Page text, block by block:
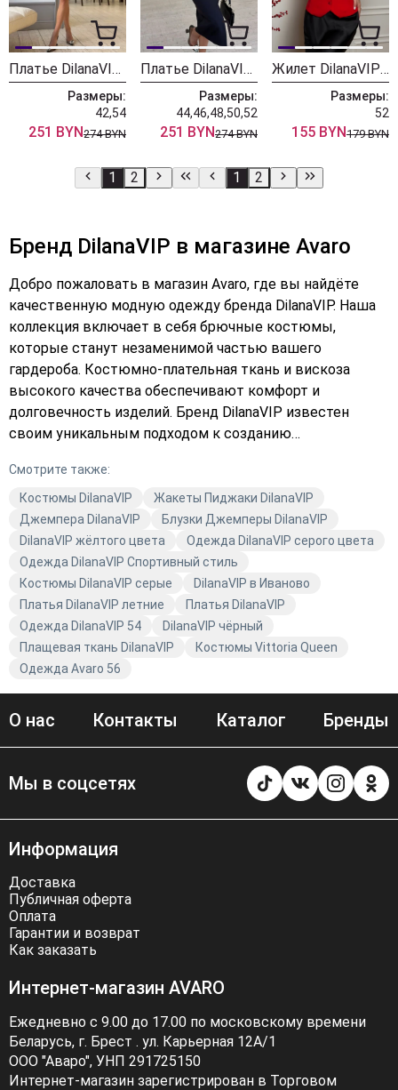
Платье DilanaVIP 2014 черный
Размеры:
42,54
251 BYN274 BYN
Платье DilanaVIP 2016
Размеры:
44,46,48,50,52
251 BYN274 BYN
Жилет DilanaVIP 2007 красный
Размеры:
52
155 BYN179 BYN
1 2 1 2
Бренд DilanaVIP в магазине Avaro
Добро пожаловать в магазин Avaro, где вы найдёте
качественную модную одежду бренда DilanaVIP. Наша
коллекция включает в себя брючные костюмы,
которые станут незаменимой частью вашего
гардероба. Костюмно-плательная ткань и вискоза
высокого качества обеспечивают комфорт и
долговечность изделий. Бренд DilanaVIP известен
своим уникальным подходом к созданию
цвета — это классика, которая всегда актуальна и
позволяет создавать разнообразные образы. В
магазине Avaro вы найдёте не только качественные
вещи, но и актуальные тренды. Подчеркните свою
индивидуальность с помощью одежды от DilanaVIP.
Независимо от того, ищете ли вы брючный костюм для
офиса или для повседневной носки, у нас есть то, что
вам нужно. Одежда от DilanaVIP — это сочетание стиля,
качества и комфорта. Она поможет вам создать
неповторимый образ и почувствовать себя уверенно в
любой ситуации. Откройте для себя мир моды с Avaro!
Смотрите также:
Костюмы DilanaVIP
Жакеты Пиджаки DilanaVIP
Джемпера DilanaVIP
Блузки Джемперы DilanaVIP
DilanaVIP жёлтого цвета
Одежда DilanaVIP серого цвета
Одежда DilanaVIP Спортивный стиль
Костюмы DilanaVIP серые
DilanaVIP в Иваново
Платья DilanaVIP летние
Платья DilanaVIP
Одежда DilanaVIP 54
DilanaVIP чёрный
Плащевая ткань DilanaVIP
Костюмы Vittoria Queen
Одежда Avaro 56
О нас Контакты Каталог Бренды
Мы в соцсетях
Информация
Доставка
Публичная оферта
Оплата
Гарантии и возврат
Как заказать
Интернет-магазин AVARO
Ежедневно с 9.00 до 17.00 по московскому времени
Беларусь, г. Брест . ул. Карьерная 12А/1
ООО "Аваро", УНП 291725150
Интернет-магазин зарегистрирован в Торговом